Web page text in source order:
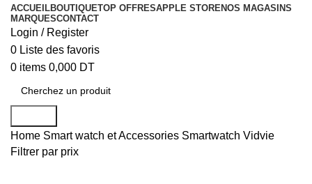
ACCUEILBOUTIQUETOP OFFRESAPPLE STORENOS MAGASINS
MARQUESCONTACT
Login / Register
0 Liste des favoris
0 items 0,000 DT
Home Smart watch et Accessories Smartwatch Vidvie
Filtrer par prix